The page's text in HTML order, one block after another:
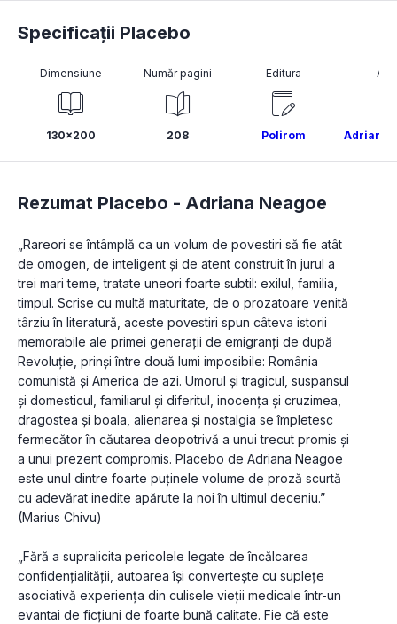
Specificații Placebo
Dimensiune
130x200
Număr pagini
208
Editura
Polirom Adriana
Rezumat Placebo - Adriana Neagoe
„Rareori se întâmplă ca un volum de povestiri să fie atât
de omogen, de inteligent și de atent construit în jurul a
trei mari teme, tratate uneori foarte subtil: exilul, familia,
timpul. Scrise cu multă maturitate, de o prozatoare venită
târziu în literatură, aceste povestiri spun câteva istorii
memorabile ale primei generații de emigranți de după
Revoluție, prinși între două lumi imposibile: România
comunistă și America de azi. Umorul și tragicul, suspansul
și domesticul, familiarul și diferitul, inocența și cruzimea,
dragostea și boala, alienarea și nostalgia se împletesc
fermecător în căutarea deopotrivă a unui trecut promis și
a unui prezent compromis. Placebo de Adriana Neagoe
este unul dintre foarte puținele volume de proză scurtă
cu adevărat inedite apărute la noi în ultimul deceniu.”
(Marius Chivu)
„Fără a supralicita pericolele legate de încălcarea
confidențialității, autoarea își convertește cu suplețe
asociativă experiența din culisele vieții medicale într-un
evantai de ficțiuni de foarte bună calitate. Fie că este